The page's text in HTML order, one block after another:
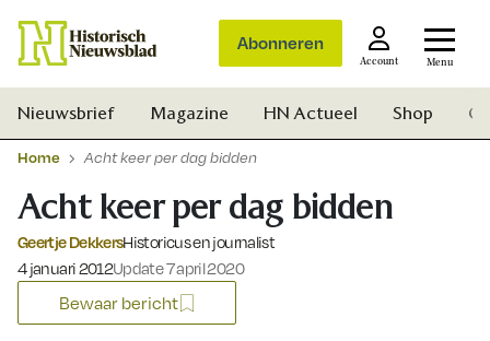
Abonneren
Account Menu
Nieuwsbrief Magazine HN Actueel Shop
Home Acht keer per dag bidden
Acht keer per dag bidden
Geertje DekkersHistoricus en journalist
Gepubliceerd op:
4 januari 2012Update 7 april 2020
Bewaar bericht